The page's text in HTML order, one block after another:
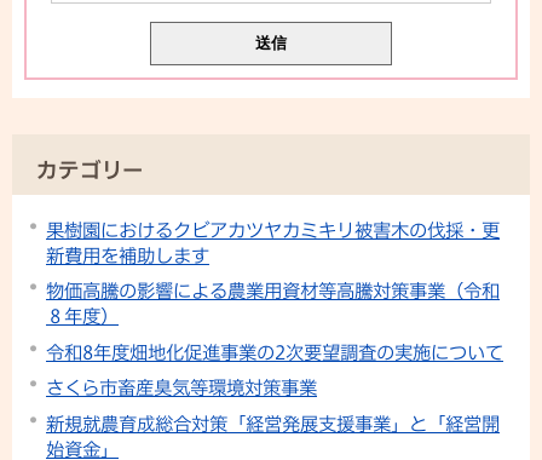
カテゴリー
果樹園におけるクビアカツヤカミキリ被害木の伐採・更
新費用を補助します
物価高騰の影響による農業用資材等高騰対策事業（令和
８年度）
令和8年度畑地化促進事業の2次要望調査の実施について
さくら市畜産臭気等環境対策事業
新規就農育成総合対策「経営発展支援事業」と「経営開
始資金」